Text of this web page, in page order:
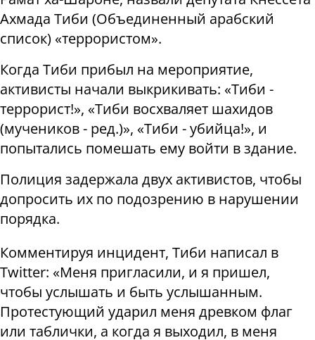
Ахмада Тиби (Объединенный арабский
список) «террористом».
Когда Тиби прибыл на мероприятие,
активисты начали выкрикивать: «Тиби -
террорист!», «Тиби восхваляет шахидов
(мучеников - ред.)», «Тиби - убийца!», и
попытались помешать ему войти в здание.
Полиция задержала двух активистов, чтобы
допросить их по подозрению в нарушении
порядка.
Комментируя инцидент, Тиби написал в
Twitter: «Меня пригласили, и я пришел,
чтобы услышать и быть услышанным.
Протестующий ударил меня древком флаг
или таблички, а когда я выходил, в меня